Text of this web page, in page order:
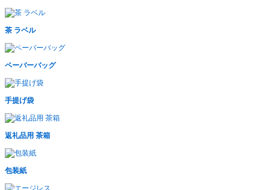
茶 ラベル
ペーバーバッグ
手提げ袋
返礼品用 茶箱
包装紙